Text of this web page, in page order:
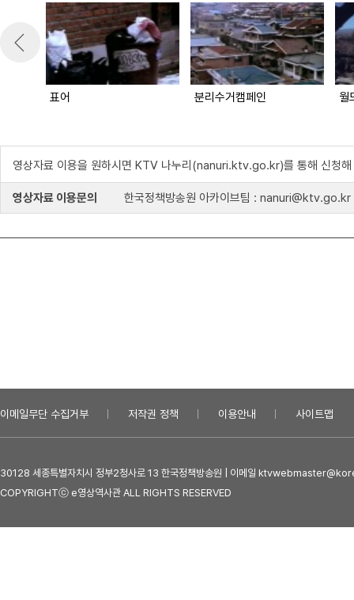
표어 분리수거캠페인 월
영상자료 이용을 원하시면 KTV 나누리(nanuri.ktv.go.kr)를 통해 신청해
영상자료 이용문의 한국정책방송원 아카이브팀 : nanuri@ktv.go.kr
이메일무단 수집거부 저작권 정책 이용안내 사이트맵
30128 세종특별자치시 정부2청사로 13 한국정책방송원 | 이메일
COPYRIGHTⓒ e영상역사관 ALL RIGHTS RESERVED